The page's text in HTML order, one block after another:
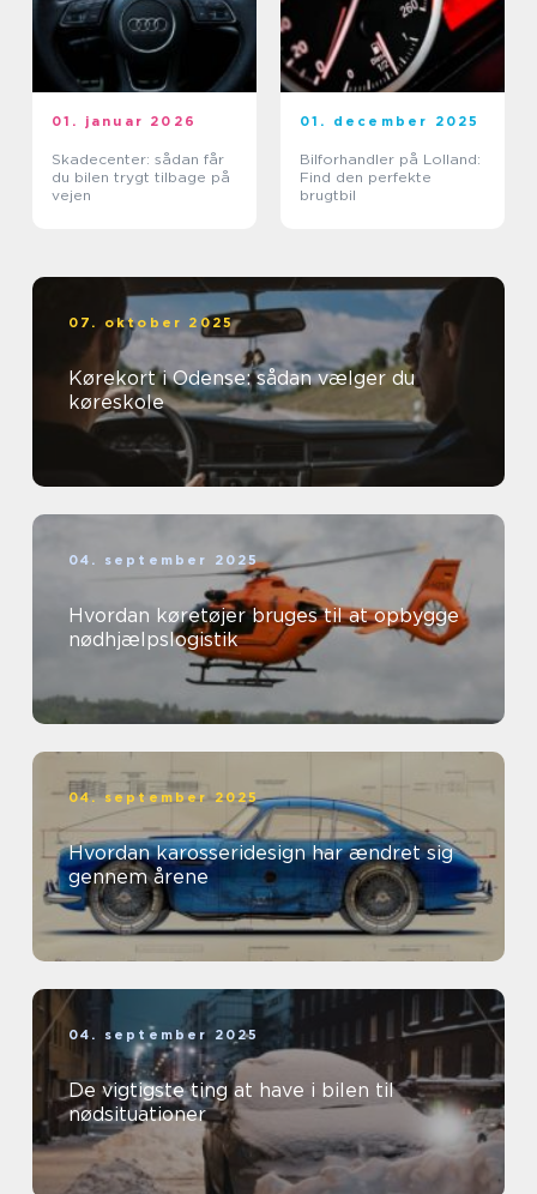
01. januar 2026
Skadecenter: sådan får
du bilen trygt tilbage på
vejen
01. december 2025
Bilforhandler på Lolland:
Find den perfekte
brugtbil
07. oktober 2025
Kørekort i Odense: sådan vælger du
køreskole
04. september 2025
Hvordan køretøjer bruges til at opbygge
nødhjælpslogistik
04. september 2025
Hvordan karosseridesign har ændret sig
gennem årene
04. september 2025
De vigtigste ting at have i bilen til
nødsituationer